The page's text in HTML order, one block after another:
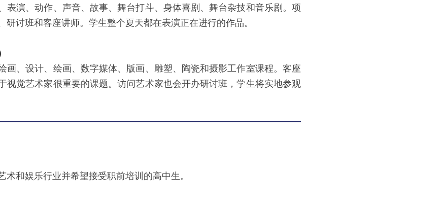
表演、动作、声音、故事、舞台打斗、身体喜剧、舞台杂技和音乐剧。项
研讨班和客座讲师。学生整个夏天都在表演正在进行的作品。
画、设计、绘画、数字媒体、版画、雕塑、陶瓷和摄影工作室课程。客座
视觉艺术家很重要的课题。访问艺术家也会开办研讨班，学生将实地参观
和娱乐行业并希望接受职前培训的高中生。